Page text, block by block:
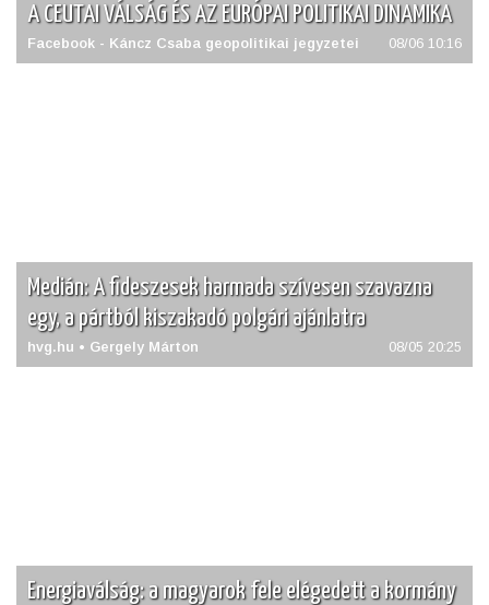
A CEUTAI VÁLSÁG ÉS AZ EURÓPAI POLITIKAI DINAMIKA
Facebook - Káncz Csaba geopolitikai jegyzetei 08/06 10:16
Medián: A fideszesek harmada szívesen szavazna
egy, a pártból kiszakadó polgári ajánlatra
hvg.hu • Gergely Márton 08/05 20:25
Energiaválság: a magyarok fele elégedett a kormány